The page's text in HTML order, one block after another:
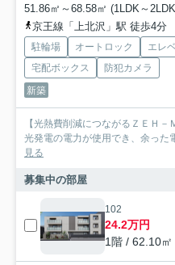
51.86㎡～68.58㎡ (1LDK～
京王線「上北沢」駅 徒歩4分
駐輪場 オートロック エレ
宅配ボックス
防犯カメラ
新築
【光熱費削減につながるＺＥＨ
光発電の電力が使用でき、余った
見る
募集中の部屋
102
24.2万円
1階 / 62.10